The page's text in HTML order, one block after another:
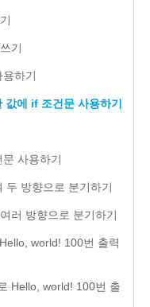
기
하기
에 if 조건문 사용하기
사용하기
두 방향으로 분기하기
러 방향으로 분기하기
world! 100번 출력
Hello, world! 100번 출